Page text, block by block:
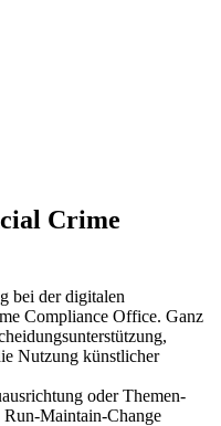
Crime
bei der digitalen
Compliance Office. Ganz
Nutzung künstlicher
oder Themen-​
​Maintain-Change